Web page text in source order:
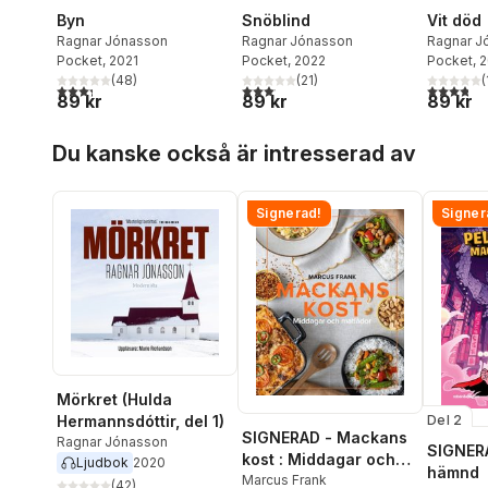
Byn
Ragnar Jónasson
Pocket, 2021
3,3utav 5 stjärnor. Totalt antal röster:
(48)
89 kr
Snöblind
Ragnar Jónasson
Pocket, 2022
3,1utav 5 stjärnor. Totalt antal röster:
(21)
89 kr
Vit död
Ragnar
Pocket,
3,8utav (
89 kr
Du kanske också är intresserad av
Mörkret (Hulda
Hermannsdóttir, del 1)
Ragnar Jónasson
Ljudbok 2020
Signerad!
SIGNERAD - Mackans
kost : Middagar och
matlådor
Marcus Frank
Del 2
hämnd